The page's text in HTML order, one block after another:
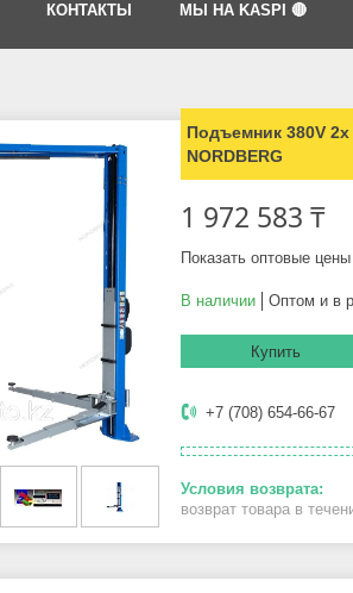
КОНТАКТЫ МЫ НА KASPI 🔴
Подъемник 380V
NORDBERG
1 972 583 ₸
Показать оптовые цены
В наличии Оптом и в
Купить
+7 (708) 654-66-67
возврат товара в